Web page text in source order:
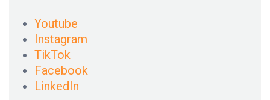
Youtube
Instagram
TikTok
Facebook
LinkedIn